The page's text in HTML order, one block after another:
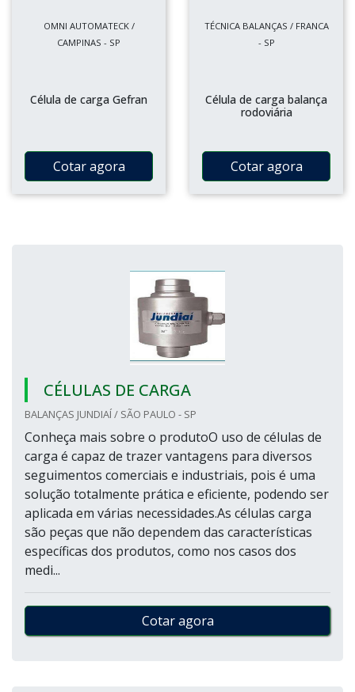
OMNI AUTOMATECK /
CAMPINAS - SP
Célula de carga Gefran
Cotar agora
TÉCNICA BALANÇAS / FRANCA
- SP
Célula de carga balança
rodoviária
Cotar agora
CÉLULAS DE CARGA
BALANÇAS JUNDIAÍ / SÃO PAULO - SP
Conheça mais sobre o produtoO uso de células de
carga é capaz de trazer vantagens para diversos
seguimentos comerciais e industriais, pois é uma
solução totalmente prática e eficiente, podendo ser
aplicada em várias necessidades.As células carga
são peças que não dependem das características
específicas dos produtos, como nos casos dos
medi...
Cotar agora